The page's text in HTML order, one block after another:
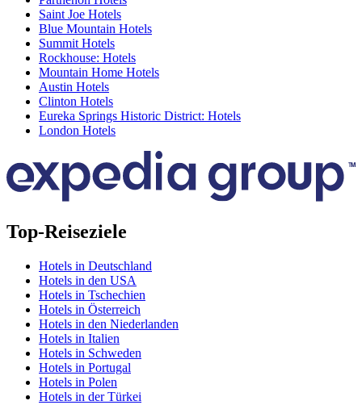
Saint Joe Hotels
Blue Mountain Hotels
Summit Hotels
Rockhouse: Hotels
Mountain Home Hotels
Austin Hotels
Clinton Hotels
Eureka Springs Historic District: Hotels
London Hotels
Top-Reiseziele
Hotels in Deutschland
Hotels in den USA
Hotels in Tschechien
Hotels in Österreich
Hotels in den Niederlanden
Hotels in Italien
Hotels in Schweden
Hotels in Portugal
Hotels in Polen
Hotels in der Türkei